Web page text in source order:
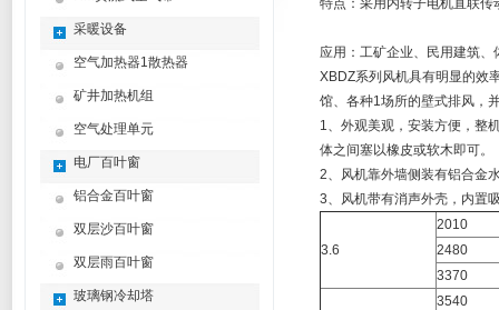
采暖设备
空气加热器1散热器
矿井加热机组
空气处理单元
电厂百叶窗
铝合金百叶窗
双层沙百叶窗
双层雨百叶窗
玻璃钢冷却塔
特点：采用内转子电机直联
应用：工矿企业、民用建筑
XBDZ系列风机具有明显的效
馆、各种1场所的壁式排风，
1、外观美观，安装方便，整
体之间塞以橡皮或软木即可。
2、风机靠外墙侧装有铝合金
3、风机带有消声外壳，内置
3.6
2010
2480
3370
3540